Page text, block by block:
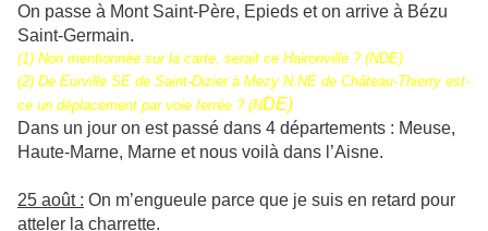
On passe à Mont Saint-Père, Epieds et on arrive à Bézu
Saint-Germain.
(1) Non mentionnée sur la carte, serait ce Haironville ? (NDE)
(2) De Eurville SE de Saint-Dizier à Mezy N.NE de Château-Thierry est-
ce un déplacement par voie ferrée ? (NDE)
Dans un jour on est passé dans 4 départements : Meuse,
Haute-Marne, Marne et nous voilà dans l’Aisne.
25 août : On m’engueule parce que je suis en retard pour
atteler la charrette.